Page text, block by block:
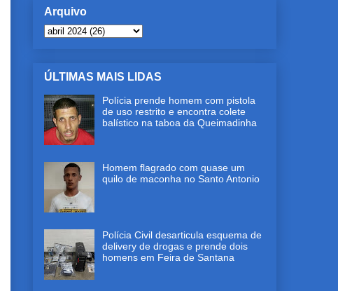
Arquivo
ÚLTIMAS MAIS LIDAS
Polícia prende homem com pistola
de uso restrito e encontra colete
balístico na taboa da Queimadinha
Homem flagrado com quase um
quilo de maconha no Santo Antonio
Polícia Civil desarticula esquema de
delivery de drogas e prende dois
homens em Feira de Santana